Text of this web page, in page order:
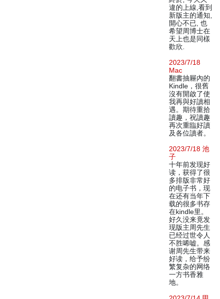
違的上線,看到
新版主的通知,
開心不已, 也
希望周博士在
天上也是同樣
歡欣.
2023/7/18
Mac
翻書抽屜內的
Kindle，很舊
沒有開啟了使
我再與好讀相
遇。期待重拾
讀趣，祝讀趣
再次重臨好讀
及各位讀者。
2023/7/18 池
子
十年前发现好
读，获得了很
多排版非常好
的电子书，现
在还有当年下
载的很多书存
在kindle里。
好久没来竟发
现版主周先生
已经过世令人
不胜唏嘘。感
谢周先生带来
好读，给予纷
繁复杂的网络
一方书香雅
地。